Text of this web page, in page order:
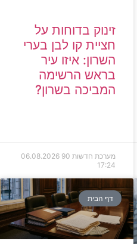
זינוק בדוחות על
חציית קו לבן בערי
השרון: איזו עיר
בראש הרשימה
המביכה בשרון?
מערכת חדשות 90
06.08.2026
17:24
דף הבית